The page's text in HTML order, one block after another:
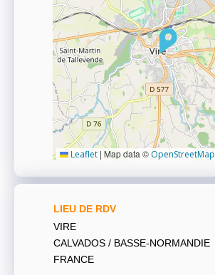
Leaflet | Map data © OpenStreetMap
LIEU DE RDV
VIRE
CALVADOS / BASSE-NORMANDIE
FRANCE